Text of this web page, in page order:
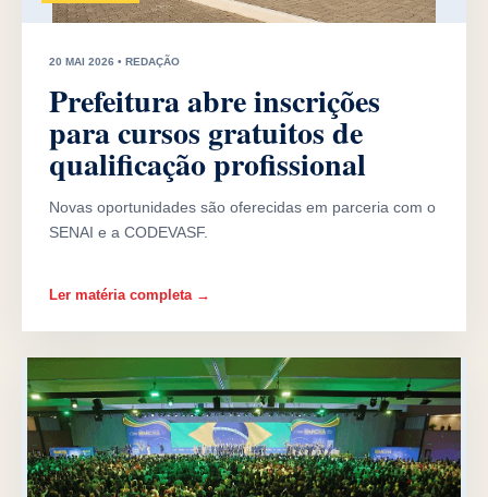
20 MAI 2026 • REDAÇÃO
Prefeitura abre inscrições
para cursos gratuitos de
qualificação profissional
Novas oportunidades são oferecidas em parceria com o
SENAI e a CODEVASF.
Ler matéria completa →